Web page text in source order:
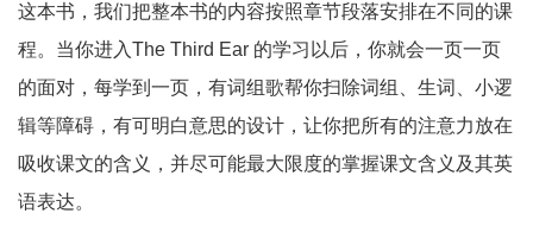
这本书，我们把整本书的内容按照章节段落安排在不同的课
程。当你进入The Third Ear 的学习以后，你就会一页一页
的面对，每学到一页，有词组歌帮你扫除词组、生词、小逻
辑等障碍，有可明白意思的设计，让你把所有的注意力放在
吸收课文的含义，并尽可能最大限度的掌握课文含义及其英
语表达。